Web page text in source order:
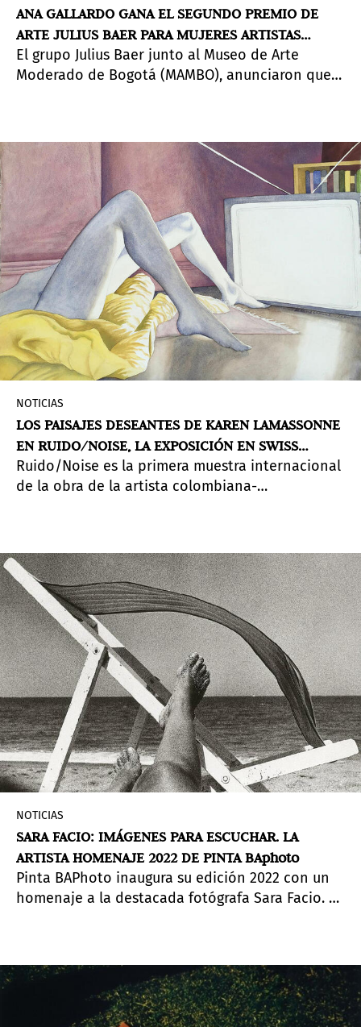
ANA GALLARDO GANA EL SEGUNDO PREMIO DE
ARTE JULIUS BAER PARA MUJERES ARTISTAS
LATINOAMERICANAS
El grupo Julius Baer junto al Museo de Arte
Moderado de Bogotá (MAMBO), anunciaron que
primer premio de este tipo que se convoca en
América Latina.
NOTICIAS
LOS PAISAJES DESEANTES DE KAREN LAMASSONNE
EN RUIDO/NOISE, LA EXPOSICIÓN EN SWISS
INSTITUTE
Ruido/Noise es la primera muestra internacional
de la obra de la artista colombiana-
compromiso de la artista con el retrato de la
mujer como sujeto deseante.
NOTICIAS
SARA FACIO: IMÁGENES PARA ESCUCHAR. LA
ARTISTA HOMENAJE 2022 DE PINTA BAphoto
Pinta BAPhoto inaugura su edición 2022 con un
homenaje a la destacada fotógrafa Sara Facio. La
retratista para mirarse a sí misma. Cuenta con la
curaduría de Francisco Medail y la colaboración
de Rolf Art.